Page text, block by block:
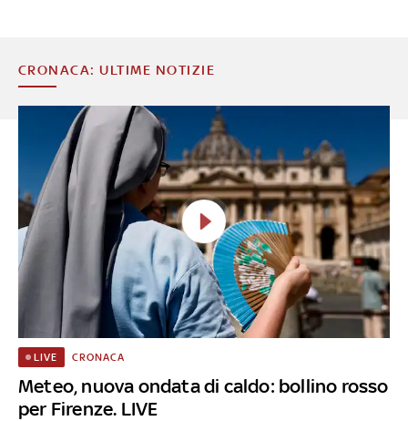
CRONACA: ULTIME NOTIZIE
Meteo, nuova ondata di caldo: bollino rosso
per Firenze. LIVE
LIVE CRONACA